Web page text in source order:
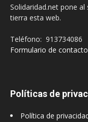
Solidaridad.net pone
tierra esta web.
Teléfono: 913734086
Formulario de contacto
Políticas de
Política de